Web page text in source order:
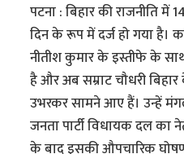
पटना : बिहार की राजनीति
दिन के रूप में दर्ज हो गया है।
नीतीश कुमार के इस्तीफे के
है और अब सम्राट चौधरी
उभरकर सामने आए हैं। उन्हें
जनता पार्टी विधायक दल का
के बाद इसकी औपचारिक